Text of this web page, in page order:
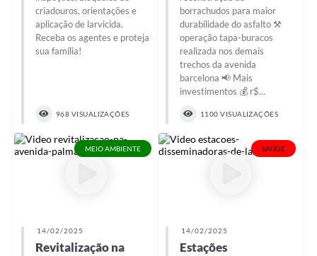
criadouros, orientações e
aplicação de larvicida.
Receba os agentes e proteja
sua família!
968 VISUALIZAÇÕES
borrachudos para maior
durabilidade do asfalto ⚒️
operação tapa-buracos
realizada nos demais
trechos da avenida
barcelona 📢 Mais
investimentos 💰 r$...
1100 VISUALIZAÇÕES
MEIO AMBIENTE
14/02/2025
Revitalização na
SAÚDE
14/02/2025
Estações